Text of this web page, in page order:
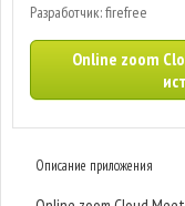
Разработчик: firefree
Online zoom
Описание приложения